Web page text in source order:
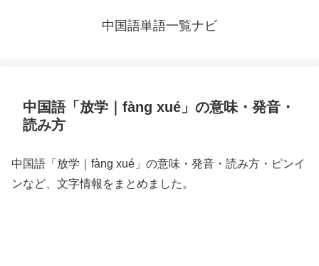
中国語単語一覧ナビ
中国語「放学｜fàng xué」の意味・発音・
読み方
中国語「放学｜fàng xué」の意味・発音・読み方・ピンイ
ンなど、文字情報をまとめました。